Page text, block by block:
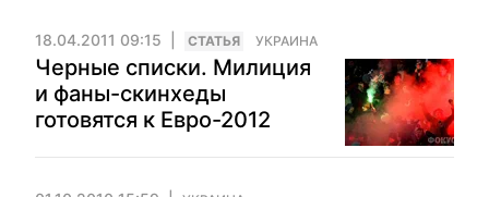
18.04.2011 09:15 CТАТЬЯ УКРАИНА
Черные списки. Милиция
и фаны-скинхеды
готовятся к Евро-2012